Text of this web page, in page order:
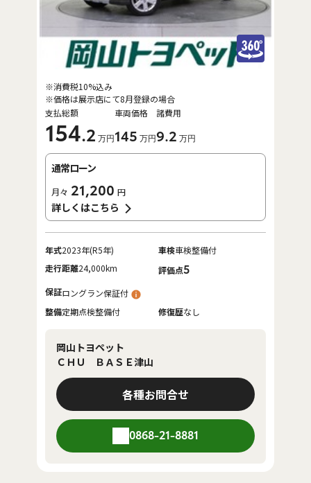
支払総額
154.2 万円
車両価格
145 万円
諸費用
9.2 万円
※消費税10%込み
※価格は展示店にて8月登録の場合
通常ローン
月々 21,200 円
詳しくはこちら
年式2023年(R5年) 車検車検整備付
走行距離24,000km 評価点5
保証ロングラン保証付
整備定期点検整備付 修復歴なし
岡山トヨペット
ＣＨＵ ＢＡＳＥ津山
各種お問合せ
0868-21-8881